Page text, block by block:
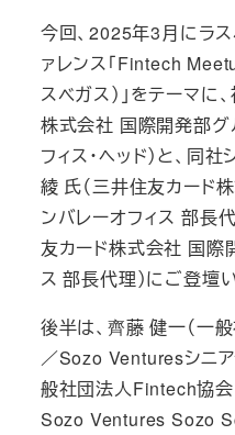
今回、2025年3月にラ
ァレンス「Fintech
スベガス）」をテーマに
株式会社 国際開発部グ
フィス・ヘッド）と、同
綾 氏（三井住友カード
ンバレーオフィス 部長
友カード株式会社 国際
ス 部長代理）にご登壇
後半は、齊藤 健一（一
／Sozo Venturesシニア
般社団法人Fintech協会
Sozo Ventures Sozo